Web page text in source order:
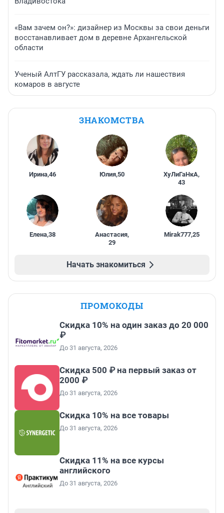
«Вам зачем он?»: дизайнер из Москвы за свои деньги
восстанавливает дом в деревне Архангельской
области
Ученый АлтГУ рассказала, ждать ли нашествия
комаров в августе
ЗНАКОМСТВА
Ирина,46 Юлия,50 ХуЛиГаНкА,
43
Елена,38 Анастасия,
29
Mirak777,25
Начать знакомиться
ПРОМОКОДЫ
Скидка 10% на один заказ до 20 000
₽
До 31 августа, 2026
Скидка 500 ₽ на первый заказ от
2000 ₽
До 31 августа, 2026
Скидка 10% на все товары
До 31 августа, 2026
Скидка 11% на все курсы
английского
До 31 августа, 2026